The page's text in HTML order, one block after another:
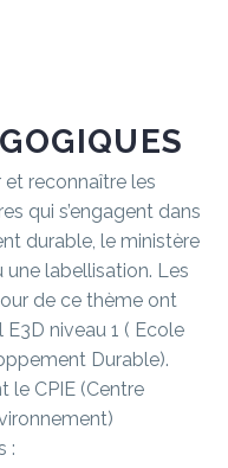
et reconnaître les
qui s’engagent dans
durable, le ministère
une labellisation. Les
de ce thème ont
E3D niveau 1 ( Ecole
Durable).
le CPIE (Centre
: